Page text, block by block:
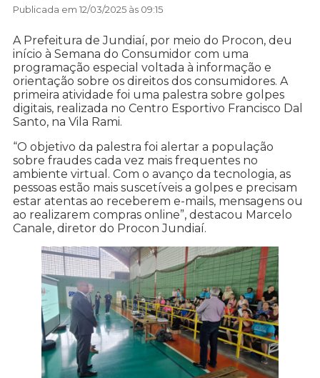
Publicada em 12/03/2025 às 09:15
A Prefeitura de Jundiaí, por meio do Procon, deu
início à Semana do Consumidor com uma
programação especial voltada à informação e
orientação sobre os direitos dos consumidores. A
primeira atividade foi uma palestra sobre golpes
digitais, realizada no Centro Esportivo Francisco Dal
Santo, na Vila Rami.
“O objetivo da palestra foi alertar a população
sobre fraudes cada vez mais frequentes no
ambiente virtual. Com o avanço da tecnologia, as
pessoas estão mais suscetíveis a golpes e precisam
estar atentas ao receberem e-mails, mensagens ou
ao realizarem compras online”, destacou Marcelo
Canale, diretor do Procon Jundiaí.